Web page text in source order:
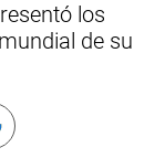
los
de su